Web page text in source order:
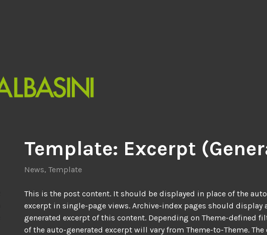
Template: Excerpt
News, Template
This is the post content. It should be displayed in place of the
excerpt in single-page views. Archive-index pages should display
generated excerpt of this content. Depending on Theme-defined
of the auto-generated excerpt will vary from Theme-to-Theme.